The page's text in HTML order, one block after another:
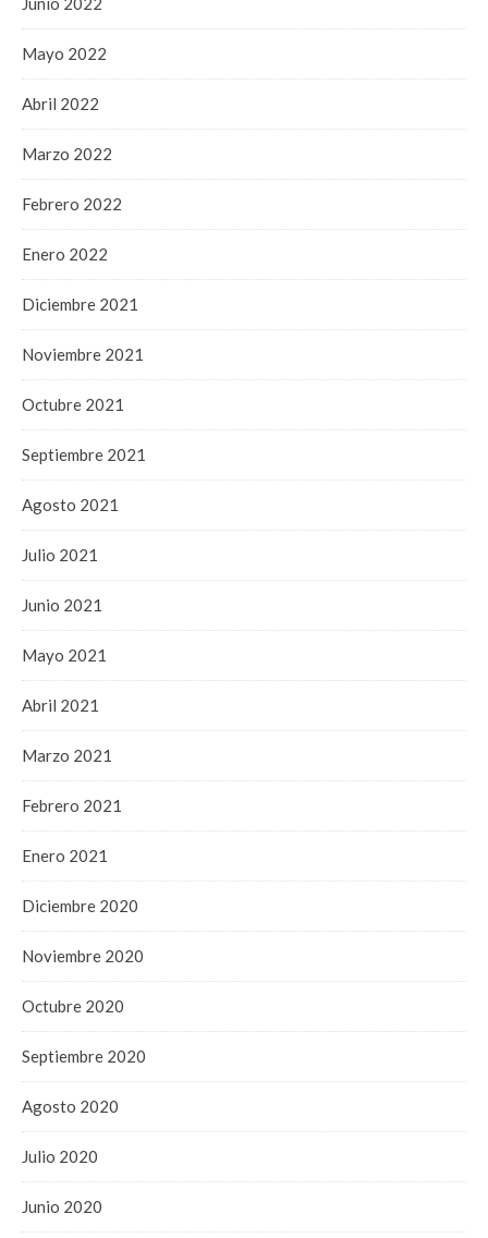
Mayo 2022
Abril 2022
Marzo 2022
Febrero 2022
Enero 2022
Diciembre 2021
Noviembre 2021
Octubre 2021
Septiembre 2021
Agosto 2021
Julio 2021
Junio 2021
Mayo 2021
Abril 2021
Marzo 2021
Febrero 2021
Enero 2021
Diciembre 2020
Noviembre 2020
Octubre 2020
Septiembre 2020
Agosto 2020
Julio 2020
Junio 2020